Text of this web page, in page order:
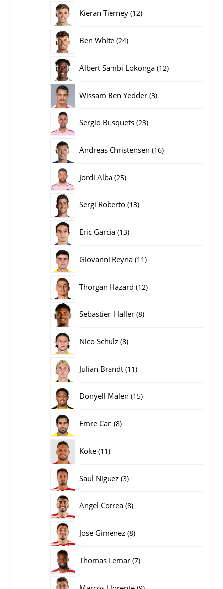
Kieran Tierney 1212
Ben White 2424
Albert Sambi Lokonga 1212
Wissam Ben Yedder 33
Sergio Busquets 2323
Andreas Christensen 1616
Jordi Alba 2525
Sergi Roberto 1313
Eric Garcia 1313
Giovanni Reyna 1111
Thorgan Hazard 1212
Sebastien Haller 88
Nico Schulz 88
Julian Brandt 1111
Donyell Malen 1515
Emre Can 88
Koke 1111
Saul Niguez 33
Angel Correa 88
Jose Gimenez 88
Thomas Lemar 77
9